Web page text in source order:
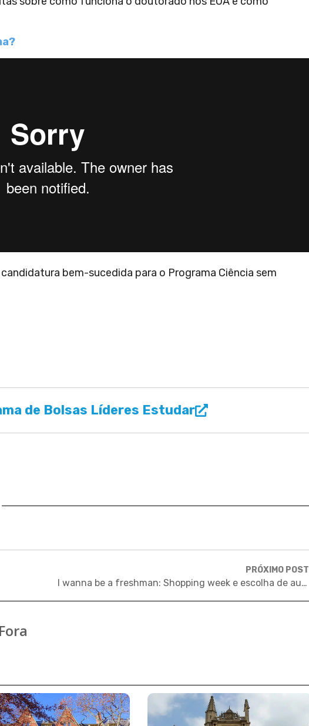
bem-sucedida para o Programa Ciência sem
de Bolsas Líderes Estudar
PRÓXIMO POST
I wanna be a freshman: Shopping week e escolha de aulas em Harvard